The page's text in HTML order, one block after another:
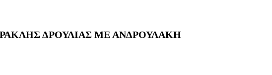
ΔΡΟΥΛΙΑΣ ΜΕ ΑΝΔΡΟΥΛΑΚΗ